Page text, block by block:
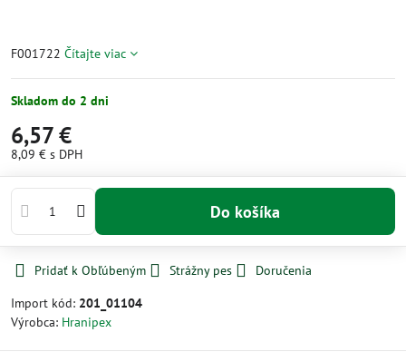
F001722 Čítajte viac
Skladom do 2 dni
6,57 €
8,09 € s DPH
Do košíka
Pridať k Obľúbeným Strážny pes
Doručenia
Import kód: 201_01104
Výrobca: Hranipex